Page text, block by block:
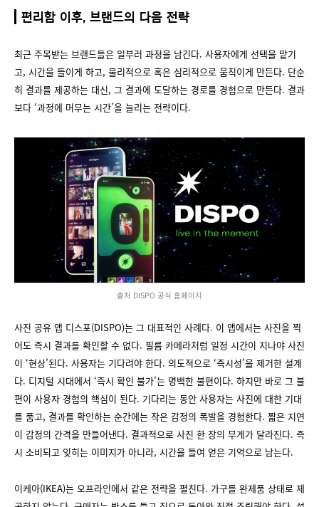
편리함 이후, 브랜드의 다음 전략
최근 주목받는 브랜드들은 일부러 과정을 남긴다. 사용자에게 선택을 맡기
고, 시간을 들이게 하고, 물리적으로 혹은 심리적으로 움직이게 만든다. 단순
히 결과를 제공하는 대신, 그 결과에 도달하는 경로를 경험으로 만든다. 결과
보다 ‘과정에 머무는 시간’을 늘리는 전략이다.
출처 DISPO 공식 홈페이지
사진 공유 앱 디스포(DISPO)는 그 대표적인 사례다. 이 앱에서는 사진을 찍
어도 즉시 결과를 확인할 수 없다. 필름 카메라처럼 일정 시간이 지나야 사진
이 ‘현상’된다. 사용자는 기다려야 한다. 의도적으로 ‘즉시성’을 제거한 설계
다. 디지털 시대에서 ‘즉시 확인 불가’는 명백한 불편이다. 하지만 바로 그 불
편이 사용자 경험의 핵심이 된다. 기다리는 동안 사용자는 사진에 대한 기대
를 품고, 결과를 확인하는 순간에는 작은 감정의 폭발을 경험한다. 짧은 지연
이 감정의 간격을 만들어낸다. 결과적으로 사진 한 장의 무게가 달라진다. 즉
시 소비되고 잊히는 이미지가 아니라, 시간을 들여 얻은 기억으로 남는다.
이케아(IKEA)는 오프라인에서 같은 전략을 펼친다. 가구를 완제품 상태로 제